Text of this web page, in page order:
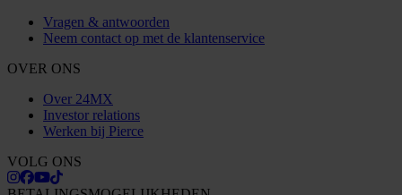
Vragen & antwoorden
Neem contact op met de klantenservice
OVER ONS
Over 24MX
Investor relations
Werken bij Pierce
VOLG ONS